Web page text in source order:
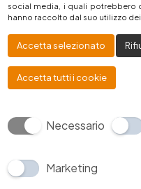
social media, i quali potrebbero
hanno raccolto dal suo utilizzo dei
Accetta selezionato
Accetta tutti i cookie
Necessario
Marketing